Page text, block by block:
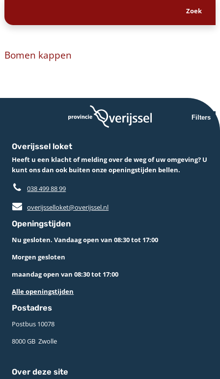
Bomen kappen
Filters
Overijssel loket
Heeft u een klacht of melding over de weg of uw omgeving? U
kunt ons dan ook buiten onze openingstijden bellen.
038 499 88 99
overijsselloket@overijssel.nl
Openingstijden
Nu gesloten. Vandaag open van 08:30 tot 17:00
Morgen gesloten
maandag open van 08:30 tot 17:00
Alle openingstijden
Postadres
Postbus 10078 ­
8000 GB ­ Zwolle
Over deze site